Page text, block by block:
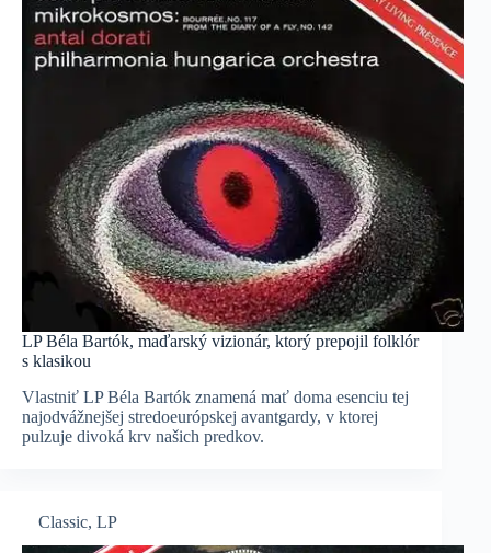
LP Béla Bartók, maďarský vizionár, ktorý prepojil folklór
s klasikou
Vlastniť LP Béla Bartók znamená mať doma esenciu tej
najodvážnejšej stredoeurópskej avantgardy, v ktorej
pulzuje divoká krv našich predkov.
Classic, LP